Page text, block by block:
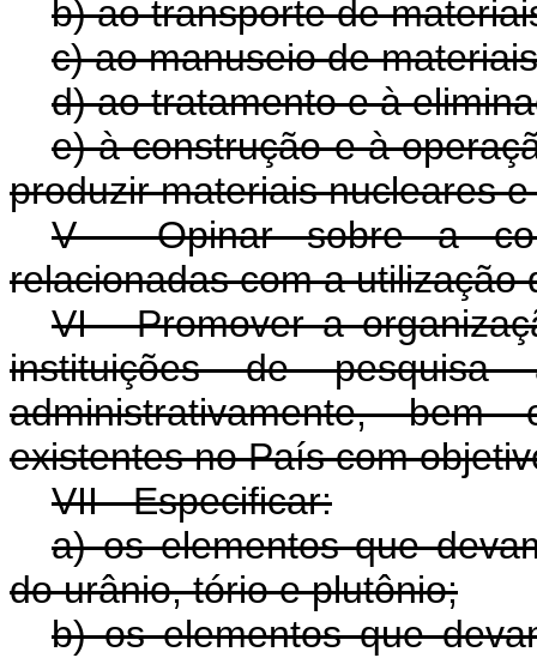
b) ao transporte de
c) ao manuseio de
d) ao tratamento e à
e) à construção e à
produzir materiais nucleares
V - Opinar sobre a
relacionadas com a utilização
VI - Promover a
instituições de
administrativamente,
existentes no País com
VII - Especificar:
a) os elementos que
do urânio, tório e plutônio;
b) os elementos que